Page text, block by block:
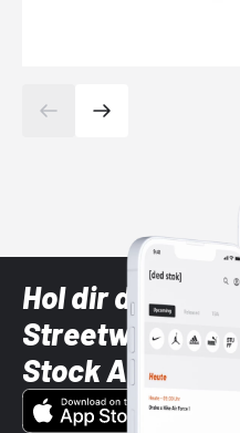
Hol dir die
Streetwear-
Stock App